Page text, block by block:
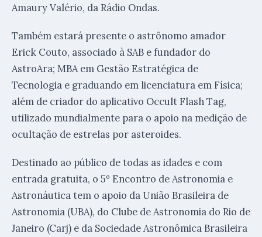
Amaury Valério, da Rádio Ondas.
Também estará presente o astrônomo amador
Erick Couto, associado à SAB e fundador do
AstroAra; MBA em Gestão Estratégica de
Tecnologia e graduando em licenciatura em Física;
além de criador do aplicativo Occult Flash Tag,
utilizado mundialmente para o apoio na medição de
ocultação de estrelas por asteroides.
Destinado ao público de todas as idades e com
entrada gratuita, o 5º Encontro de Astronomia e
Astronáutica tem o apoio da União Brasileira de
Astronomia (UBA), do Clube de Astronomia do Rio de
Janeiro (Carj) e da Sociedade Astronômica Brasileira